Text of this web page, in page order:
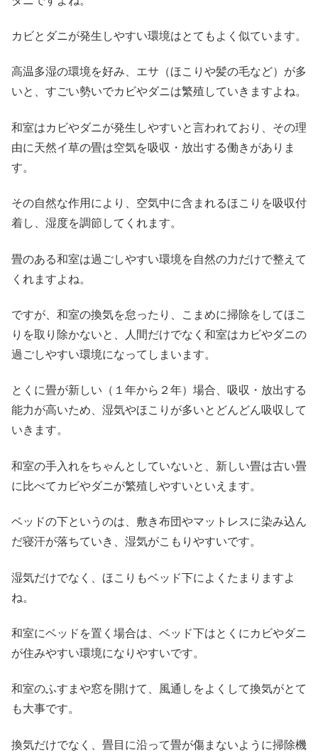
カビとダニが発生しやすい環境はとてもよく似ています。
高温多湿の環境を好み、エサ（ほこりや髪の毛など）が多
いと、すごい勢いでカビやダニは繁殖していきますよね。
和室はカビやダニが発生しやすいと言われており、その理
由に天然イ草の畳は空気を吸収・放出する働きがありま
す。
その自然な作用により、空気中に含まれるほこりを吸収付
着し、湿度を調節してくれます。
畳のある和室は過ごしやすい環境を自然の力だけで整えて
くれますよね。
ですが、和室の換気を怠ったり、こまめに掃除をしてほこ
りを取り除かないと、人間だけでなく和室はカビやダニの
過ごしやすい環境になってしまいます。
とくに畳が新しい（１年から２年）場合、吸収・放出する
能力が高いため、湿気やほこりが多いとどんどん吸収して
いきます。
和室の手入れをちゃんとしていないと、新しい畳は古い畳
に比べてカビやダニが繁殖しやすいといえます。
ベッドの下というのは、敷き布団やマットレスに染み込ん
だ寝汗が落ちていき、湿気がこもりやすいです。
湿気だけでなく、ほこりもベッド下によくたまりますよ
ね。
和室にベッドを置く場合は、ベッド下はとくにカビやダニ
が住みやすい環境になりやすいです。
和室のふすまや窓を開けて、風通しをよくして換気がとて
も大事です。
換気だけでなく、畳目に沿って畳が傷まないように掃除機